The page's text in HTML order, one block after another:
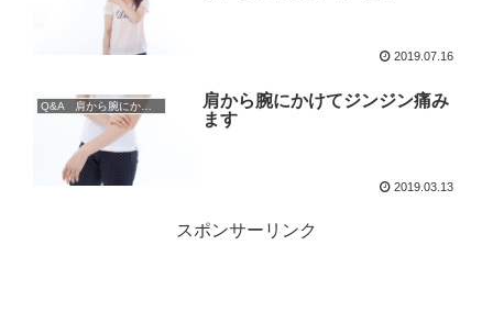
2019.07.16
肩から腕にかけてジンジン痛み
ます
2019.03.13
スポンサーリンク